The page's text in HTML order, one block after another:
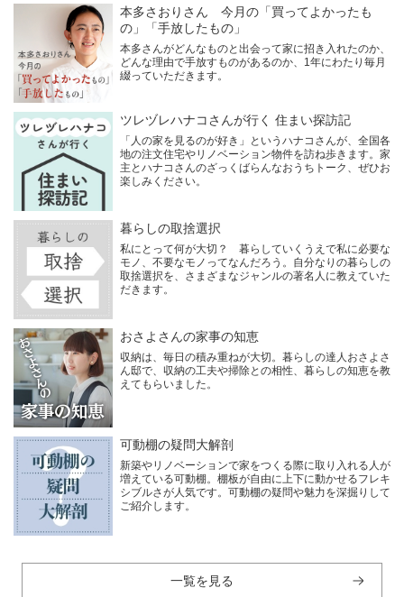
本多さおりさん 今月の「買ってよかったも
の」「手放したもの」
本多さんがどんなものと出会って家に招き入れたのか、
どんな理由で手放すものがあるのか、1年にわたり毎月
綴っていただきます。
ツレヅレハナコさんが行く 住まい探訪記
「人の家を見るのが好き」というハナコさんが、全国各
地の注文住宅やリノベーション物件を訪ね歩きます。家
主とハナコさんのざっくばらんなおうちトーク、ぜひお
楽しみください。
暮らしの取捨選択
私にとって何が大切？ 暮らしていくうえで私に必要な
モノ、不要なモノってなんだろう。自分なりの暮らしの
取捨選択を、さまざまなジャンルの著名人に教えていた
だきます。
おさよさんの家事の知恵
収納は、毎日の積み重ねが大切。暮らしの達人おさよさ
ん邸で、収納の工夫や掃除との相性、暮らしの知恵を教
えてもらいました。
可動棚の疑問大解剖
新築やリノベーションで家をつくる際に取り入れる人が
増えている可動棚。棚板が自由に上下に動かせるフレキ
シブルさが人気です。可動棚の疑問や魅力を深掘りして
ご紹介します。
一覧を見る